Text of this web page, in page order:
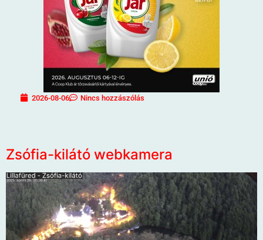
2026-08-06 Nincs hozzászólás
Zsófia-kilátó webkamera